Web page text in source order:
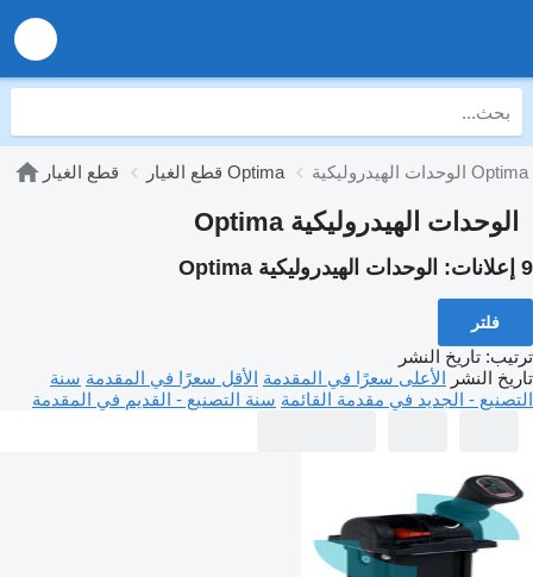
قطع الغيار قطع الغيار Optima الوحدات الهيدروليكية Optima
الوحدات الهيدروليكية Optima
9 إعلانات: الوحدات الهيدروليكية Optima
فلتر
ترتيب: تاريخ النشر
تاريخ النشر الأعلى سعرًا في المقدمة الأقل سعرًا في المقدمة سنة
التصنيع - الجديد في مقدمة القائمة سنة التصنيع - القديم في المقدمة